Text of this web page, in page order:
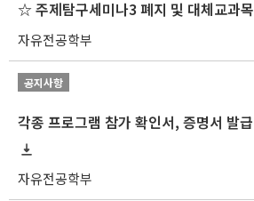
자유전공학부
공지사항
각종 프로그램 참가 확인서, 증명서 발
자유전공학부